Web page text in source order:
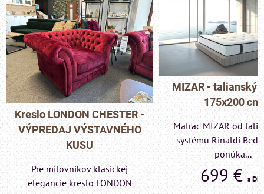
MIZAR - talianský matrac
175x200 cm
Matrac MIZAR od talianskeho
systému Rinaldi Bed System
ponúka...
699 €s DPH
Pohovka LONDON
- VÝPREDAJ
KUSU
Pre milovníkov
elegancie kreslo a